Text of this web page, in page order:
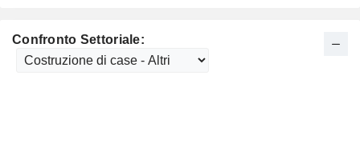
Confronto Settoriale: